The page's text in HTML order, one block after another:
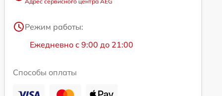
Режим работы:
Ежедневно с 9:00 до 21:00
Способы оплаты